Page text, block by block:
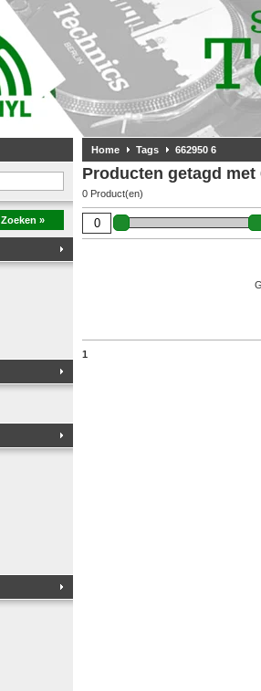
Zoeken »
Home Tags 662950 6
Producten getagd met
0 Product(en)
1